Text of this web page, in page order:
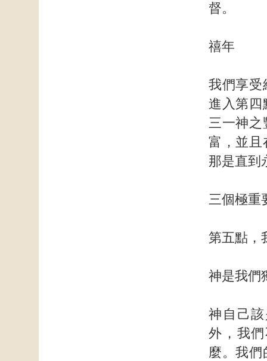
督。
禧年
我們享受
進入第四
三一神之
富，並且
那是直到
三個極重
第五點，
神是我們
神自己
外，我
麼。我們